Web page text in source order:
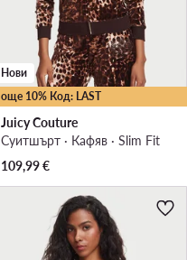
още 10% Код: LAST
Нови
Juicy Couture
Суитшърт · Кафяв · Slim Fit
109,99€